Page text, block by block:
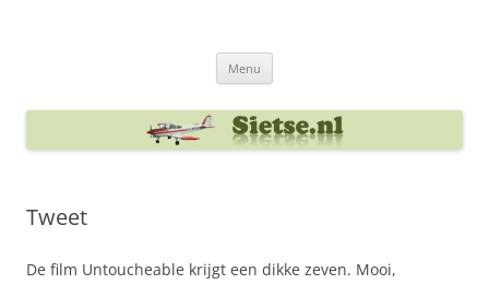
Menu
Tweet
De film Untoucheable krijgt een dikke zeven. Mooi,